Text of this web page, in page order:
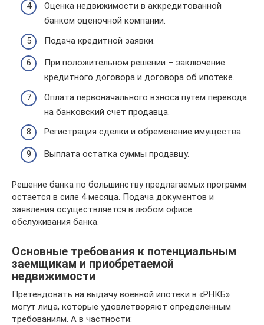
Оценка недвижимости в аккредитованной
банком оценочной компании.
Подача кредитной заявки.
При положительном решении – заключение
кредитного договора и договора об ипотеке.
Оплата первоначального взноса путем перевода
на банковский счет продавца.
Регистрация сделки и обременение имущества.
Выплата остатка суммы продавцу.
Решение банка по большинству предлагаемых программ
остается в силе 4 месяца. Подача документов и
заявления осуществляется в любом офисе
обслуживания банка.
Основные требования к потенциальным
заемщикам и приобретаемой
недвижимости
Претендовать на выдачу военной ипотеки в «РНКБ»
могут лица, которые удовлетворяют определенным
требованиям. А в частности: